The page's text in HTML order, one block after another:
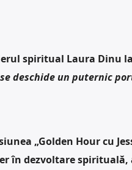
spiritual Laura Dinu
deschide un puternic
„Golden Hour cu
în dezvoltare spirituală,